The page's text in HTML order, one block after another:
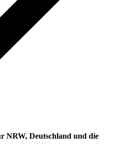
NRW, Deutschland und die